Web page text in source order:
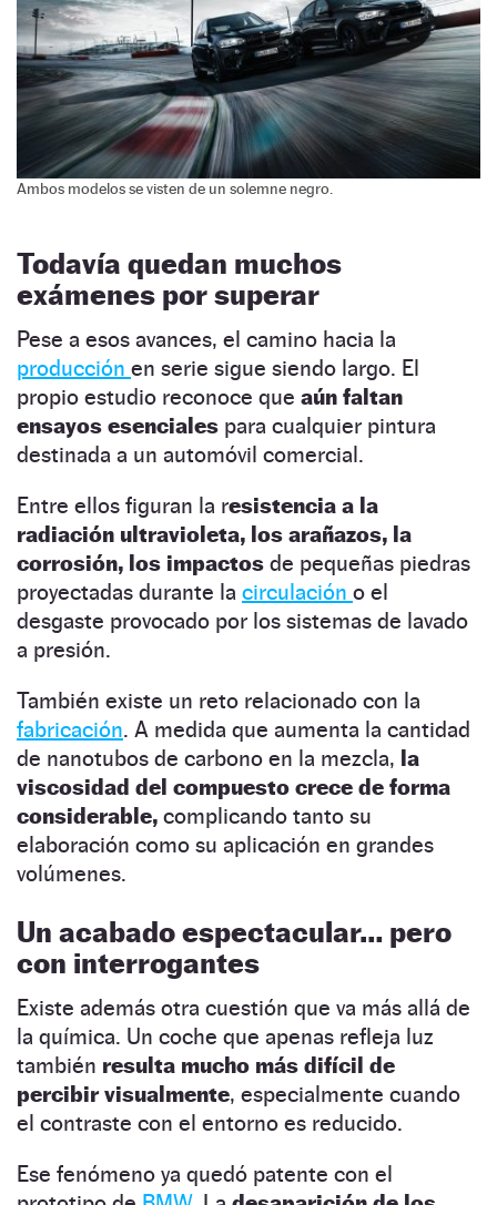
Ambos modelos se visten de un solemne negro.
Todavía quedan muchos
exámenes por superar
Pese a esos avances, el camino hacia la
producción en serie sigue siendo largo. El
propio estudio reconoce que aún faltan
ensayos esenciales para cualquier pintura
destinada a un automóvil comercial.
Entre ellos figuran la resistencia a la
radiación ultravioleta, los arañazos, la
corrosión, los impactos de pequeñas piedras
proyectadas durante la circulación o el
desgaste provocado por los sistemas de lavado
a presión.
También existe un reto relacionado con la
fabricación. A medida que aumenta la cantidad
de nanotubos de carbono en la mezcla, la
viscosidad del compuesto crece de forma
considerable, complicando tanto su
elaboración como su aplicación en grandes
volúmenes.
Un acabado espectacular… pero
con interrogantes
Existe además otra cuestión que va más allá de
la química. Un coche que apenas refleja luz
también resulta mucho más difícil de
percibir visualmente, especialmente cuando
el contraste con el entorno es reducido.
Ese fenómeno ya quedó patente con el